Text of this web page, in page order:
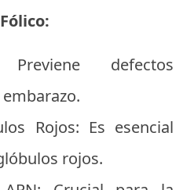
defectos
Rojos: Es esencial
rojos.